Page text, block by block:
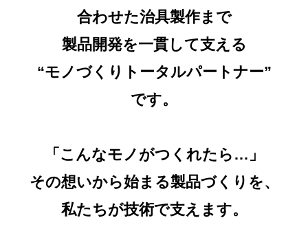
合わせた治具製作まで
製品開発を一貫して支える
“モノづくりトータルパートナー”
です。
「こんなモノがつくれたら…」
その想いから始まる製品づくりを、
私たちが技術で支えます。